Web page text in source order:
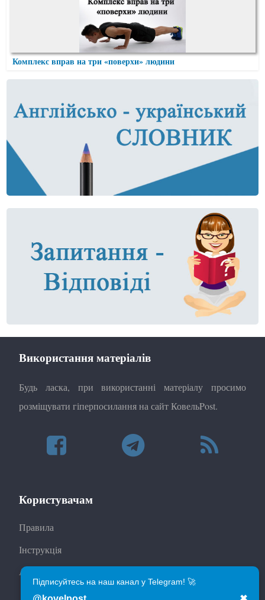
Комплекс вправ на три «поверхи» людини
Використання матеріалів
Будь ласка, при використанні матеріалу просимо
розміщувати гіперпосилання на сайт КовельPost.
Користувачам
Правила
Інструкція
Автори
Підписуйтесь на наш канал у Telegram! 🚀